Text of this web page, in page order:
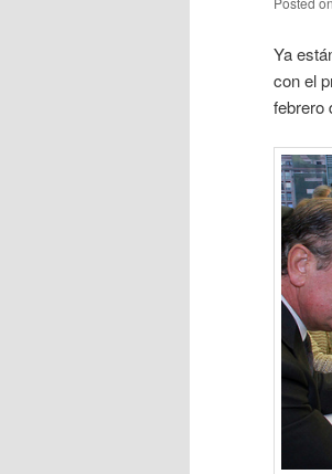
Ya
con el
febrero